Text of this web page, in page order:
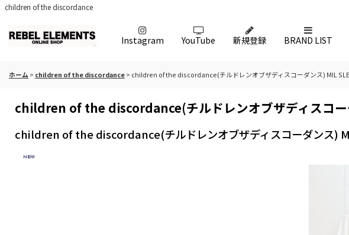
children of the discordance
Instagram YouTube 新規登録 BRAND LIST
ホーム > children of the discordance> children of the discordance(チルドレンオブザディスコーダンス) MIL
children of the discordance(チルドレンオブザディスコー
children of the discordance(チルドレンオブザディスコーダンス)